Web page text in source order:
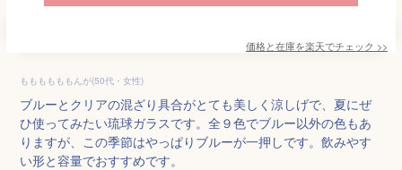
価格と在庫を楽天でチェック >>
ももももももんが(50代・女性)
ブルーとクリアの混ざり具合がとても美しく涼しげで、夏にぜ
ひ使ってみたい琉球ガラスです。全９色でブルー以外の色もあ
りますが、この季節はやっぱりブルーが一押しです。飲みやす
い形と容量でおすすめです。